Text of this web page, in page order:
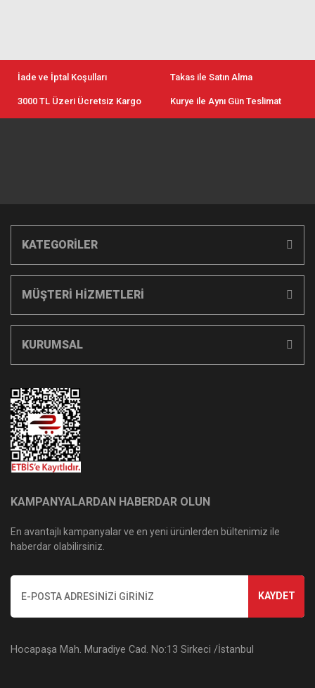
İade ve İptal Koşulları Takas ile Satın Alma
3000 TL Üzeri Ücretsiz Kargo Kurye ile Aynı Gün Teslimat
KATEGORİLER
MÜŞTERİ HİZMETLERİ
KURUMSAL
KAMPANYALARDAN HABERDAR OLUN
En avantajlı kampanyalar ve en yeni ürünlerden bültenimiz ile
haberdar olabilirsiniz.
KAYDET
Hocapaşa Mah. Muradiye Cad. No:13 Sirkeci /İstanbul